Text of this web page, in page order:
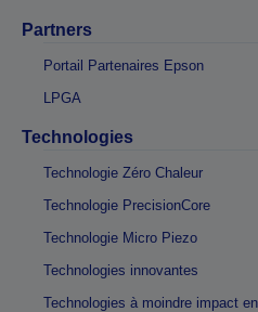
Partners
Portail Partenaires Epson
LPGA
Technologies
Technologie Zéro Chaleur
Technologie PrecisionCore
Technologie Micro Piezo
Technologies innovantes
Technologies à moindre impact